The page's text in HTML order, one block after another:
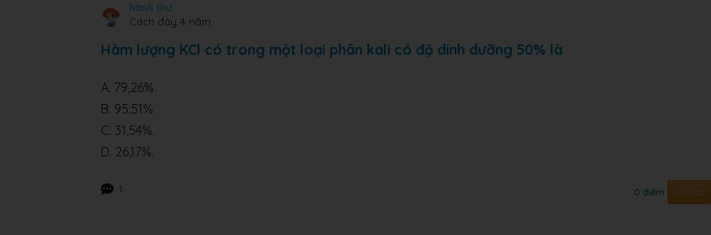
hành thư
Cách đây 4 năm
Hàm lượng KCl có trong một loại phân kali có độ dinh dưỡng 50% là
A. 79,26%.
B. 95.51%.
C. 31,54%.
D. 26,17%.
1 0 điểm Trả lời